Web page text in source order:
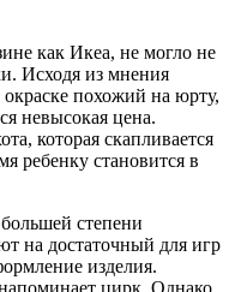
как Икеа, не могло не
Исходя из мнения
похожий на юрту,
невысокая цена.
которая скапливается
ребенку становится в
степени
на достаточный для игр
изделия.